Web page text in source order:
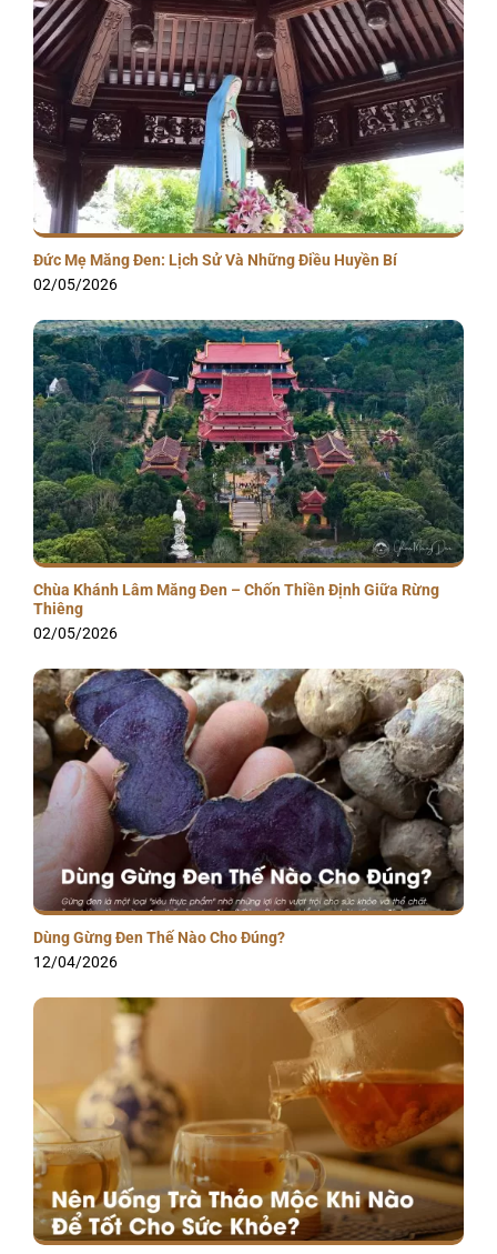
Đức Mẹ Măng Đen: Lịch Sử Và Những Điều Huyền Bí
02/05/2026
Chùa Khánh Lâm Măng Đen – Chốn Thiền Định Giữa Rừng
Thiêng
02/05/2026
Dùng Gừng Đen Thế Nào Cho Đúng?
12/04/2026